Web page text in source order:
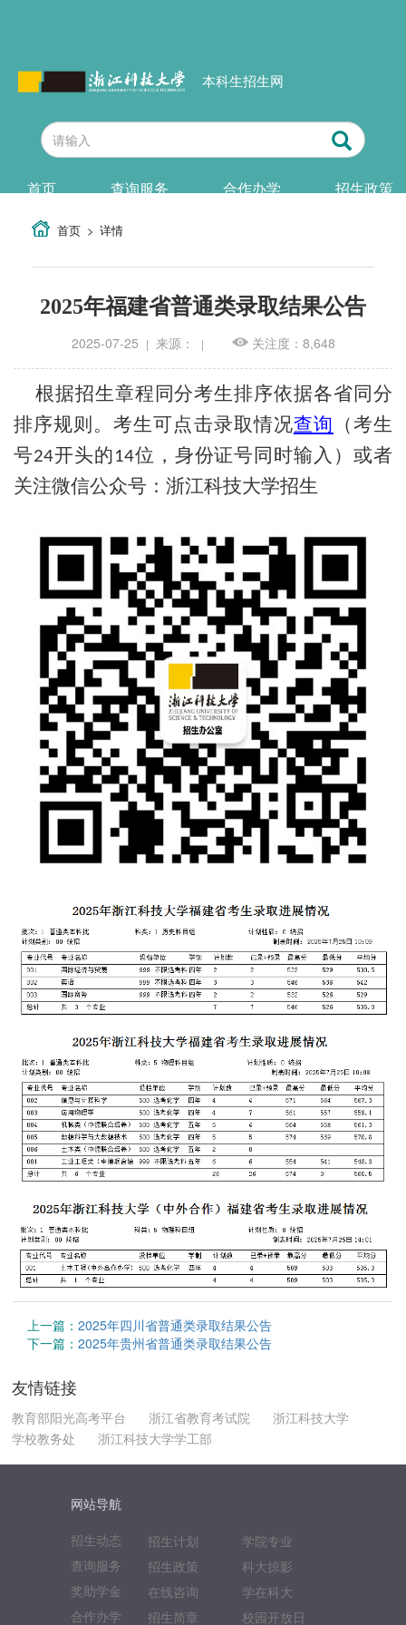
本科生招生网
首页 查询服务 合作办学 招生政策
首页 详情
2025年福建省普通类录取结果公告
2025-07-25 | 来源： | 关注度：8,648
根据招生章程同分考生排序依据各省同分
排序规则。考生可点击录取情况查询 （考生
号24开头的14位，身份证号同时输入）或者
关注微信公众号：浙江科技大学招生
上一篇： 2025年四川省普通类录取结果公告
下一篇： 2025年贵州省普通类录取结果公告
友情链接
教育部阳光高考平台 浙江省教育考试院
浙江科技大学
学校教务处
浙江科技大学学工部
网站导航
招生动态
查询服务
奖助学金
合作办学
招生计划
招生政策
在线咨询
招生简章
学院专业
科大掠影
学在科大
校园开放日